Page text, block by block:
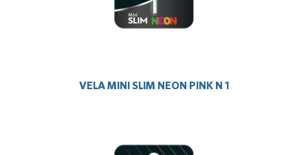
VELA MINI SLIM NEON PINK N 1